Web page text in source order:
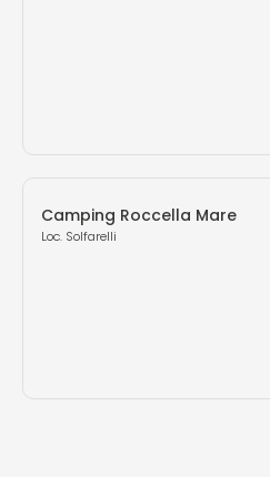
Camping Roccella Mare
Loc. Solfarelli